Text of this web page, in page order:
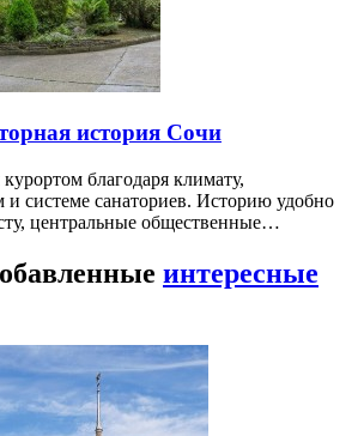
история Сочи
благодаря климату,
системе санаториев. Историю удобно
центральные общественные…
интересные